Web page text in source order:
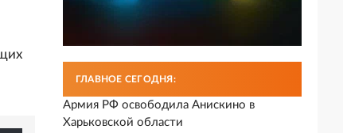
ГЛАВНОЕ СЕГОДНЯ:
Армия РФ освободила Анискино в
Харьковской области